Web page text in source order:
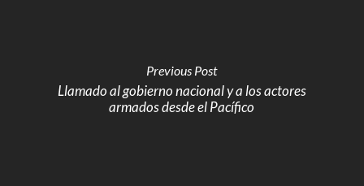
Previous Post
Llamado al gobierno nacional y a los actores
armados desde el Pacífico